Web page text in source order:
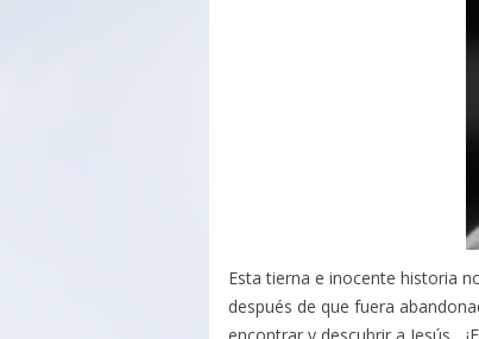
Esta tierna e inocente historia
después de que fuera